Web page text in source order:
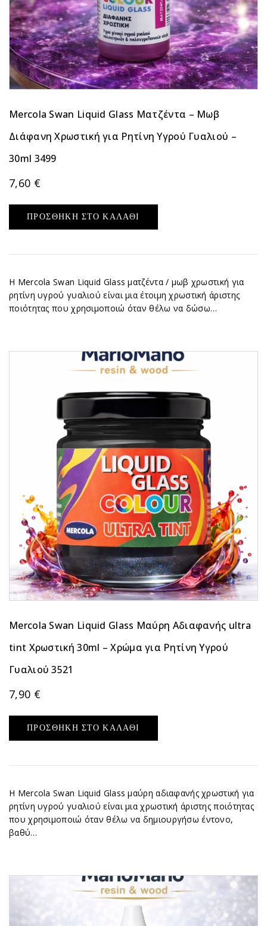
Mercola Swan Liquid Glass Ματζέντα – Μωβ
Διάφανη Χρωστική για Ρητίνη Υγρού Γυαλιού –
30ml 3499
7,60 €
ΠΡΟΣΘΉΚΗ ΣΤΟ ΚΑΛΆΘΙ
Η Mercola Swan Liquid Glass ματζέντα / μωβ χρωστική για
ρητίνη υγρού γυαλιού είναι μια έτοιμη χρωστική άριστης
ποιότητας που χρησιμοποιώ όταν θέλω να δώσω…
Mercola Swan Liquid Glass Μαύρη Αδιαφανής ultra
tint Χρωστική 30ml – Χρώμα για Ρητίνη Υγρού
Γυαλιού 3521
7,90 €
ΠΡΟΣΘΉΚΗ ΣΤΟ ΚΑΛΆΘΙ
Η Mercola Swan Liquid Glass μαύρη αδιαφανής χρωστική για
ρητίνη υγρού γυαλιού είναι μια χρωστική άριστης ποιότητας
που χρησιμοποιώ όταν θέλω να δημιουργήσω έντονο,
βαθύ…